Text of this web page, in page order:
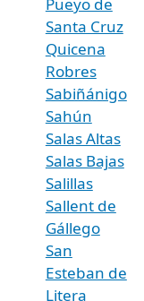
Santa Cruz
Quicena
Robres
Sabiñánigo
Sahún
Salas Altas
Salas Bajas
Salillas
Sallent de
Gállego
San
Esteban de
Litera